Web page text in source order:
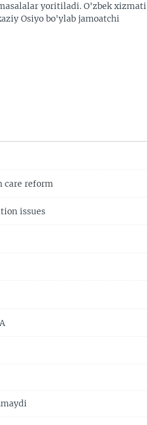
yoritiladi. O'zbek xizmati
Osiyo bo'ylab jamoatchi
care reform
issues